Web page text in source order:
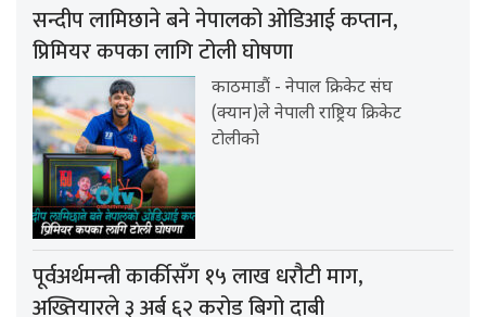
सन्दीप लामिछाने बने नेपालको ओडिआई कप्तान,
प्रिमियर कपका लागि टोली घोषणा
काठमाडौं - नेपाल क्रिकेट संघ
(क्यान)ले नेपाली राष्ट्रिय क्रिकेट
टोलीको
पूर्वअर्थमन्त्री कार्कीसँग १५ लाख धरौटी माग,
अख्तियारले ३ अर्ब ६२ करोड बिगो दाबी